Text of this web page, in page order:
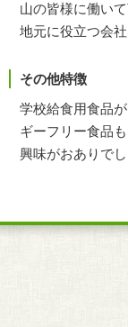
山の皆様に働い
地元に役立つ会
その他特徴
学校給食用食品
ギーフリー食品も
興味がおありで